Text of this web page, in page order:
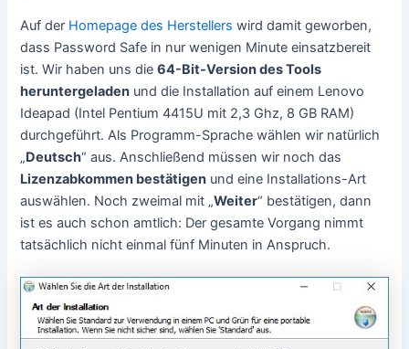
Auf der Homepage des Herstellers wird damit geworben,
dass Password Safe in nur wenigen Minute einsatzbereit
ist. Wir haben uns die64-Bit-Version des Tools
heruntergeladen und die Installation auf einem Lenovo
Ideapad (Intel Pentium 4415U mit 2,3 Ghz, 8 GB RAM)
durchgeführt. Als Programm-Sprache wählen wir natürlich
„Deutsch“ aus. Anschließend müssen wir noch das
Lizenzabkommen bestätigen und eine Installations-Art
auswählen. Noch zweimal mit „Weiter“ bestätigen, dann
ist es auch schon amtlich: Der gesamte Vorgang nimmt
tatsächlich nicht einmal fünf Minuten in Anspruch.